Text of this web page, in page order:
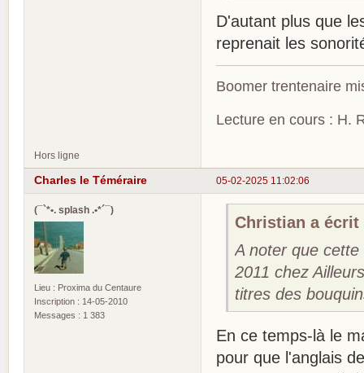
D'autant plus que
reprenait les
Boomer trentenaire
Lecture en cours : H.
Hors ligne
05-02-2025 11:02:06
Charles le Téméraire
(¯`*•. splash .•*´¯)
Lieu : Proxima du Centaure
Inscription : 14-05-2010
Messages : 1 383
Christian a écrit
A noter que
2011 chez
titres des
En ce temps-là le
pour que l'anglais